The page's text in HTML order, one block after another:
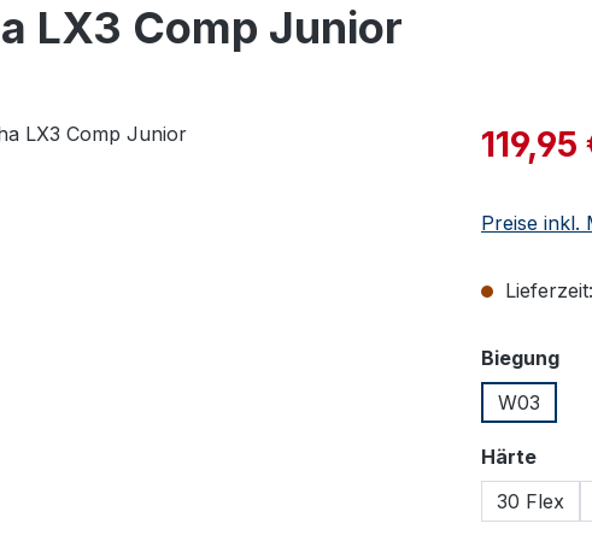
LX3 Comp Junior
119,95
Preise inkl.
Biegung
W03
Härte
30 Flex